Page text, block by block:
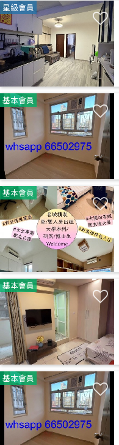
星級會員
基本會員
基本會員
基本會員
基本會員